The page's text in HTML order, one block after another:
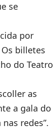
se
por
billetes
do Teatro
as
a gala do
redes”.